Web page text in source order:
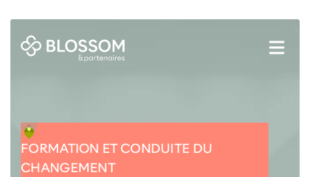
FORMATION ET CONDUITE DU
CHANGEMENT